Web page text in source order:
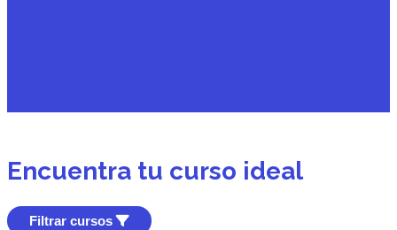
Encuentra tu curso ideal
Filtrar cursos